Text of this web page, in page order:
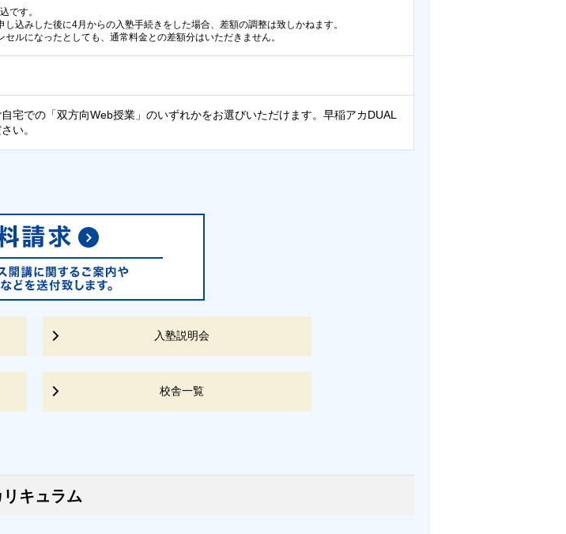
です。
込みした後に4月からの入塾手続きをした場合、差額の調整は致しかねます。
ルになったとしても、通常料金との差額分はいただきません。
宅での「双方向Web授業」のいずれかをお選びいただけます。早稲アカDUAL
い。
入塾説明会
校舎一覧
リキュラム